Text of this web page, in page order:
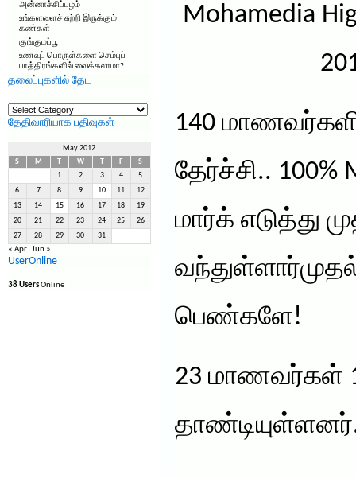
அன்னாச்சிப்பழம்
உங்களளைச் சுற்றி இருக்கும்
கண்கள்
குங்குமப்பூ
உணவுப் பொருள்களை செம்புப்
பாத்திரங்களில் வைக்கலாமா?
தலைப்புகளில் தேட
தலைப்புகளில்
தேட
தேதிவாரியாக பதிவுகள்
May 2012
S
M W F
S
1
2 3 4 5
6 7 8 9 10 11 12
13 14 15 16 17 18 19
20 21 22 23 24 25 26
27 28 29 30 31
« Apr Jun »
UserOnline
38 UsersOnline
Mohamedia
140
தேர்ச்சி..
மார்க் எடுத்து
பெண்களே!
23 மாணவர்கள்